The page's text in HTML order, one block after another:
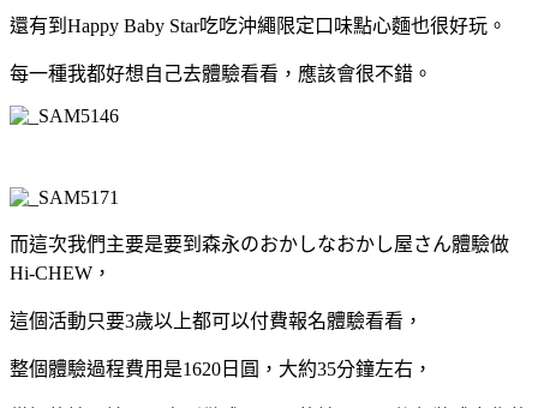
還有到Happy Baby Star吃吃沖繩限定口味點心麵也很好玩。
每一種我都好想自己去體驗看看，應該會很不錯。
而這次我們主要是要到森永のおかしなおかし屋さん體驗做
Hi-CHEW，
這個活動只要3歲以上都可以付費報名體驗看看，
整個體驗過程費用是1620日圓，大約35分鐘左右，